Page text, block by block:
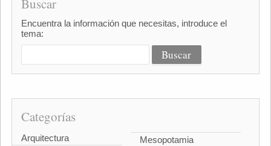
Buscar
Encuentra la información que necesitas, introduce el
tema:
Categorías
Arquitectura
Mesopotamia